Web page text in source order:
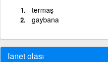
termaş
gaybana
lanet olası